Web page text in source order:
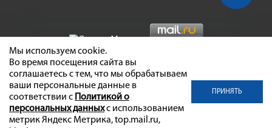
Мы используем cookie.
Во время посещения сайта вы
соглашаетесь с тем, что мы обрабатываем
ваши персональные данные в
соответствии с Политикой о
персональных данныхс использованием
метрик Яндекс Метрика, top.mail.ru,
ПРИНЯТЬ